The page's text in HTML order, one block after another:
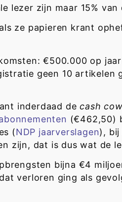
lezer zijn maar 15%
ze papieren krant
€500.000 op
geen 10 artikelen
inderdaad decash cow
(€462,50)
(NDP jaarverslagen), bij
zijn, dat is dus wat de
bijna €4
verloren ging als